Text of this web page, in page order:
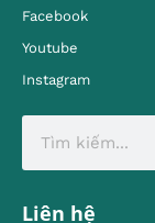
Facebook
Youtube
Instagram
Liên hệ